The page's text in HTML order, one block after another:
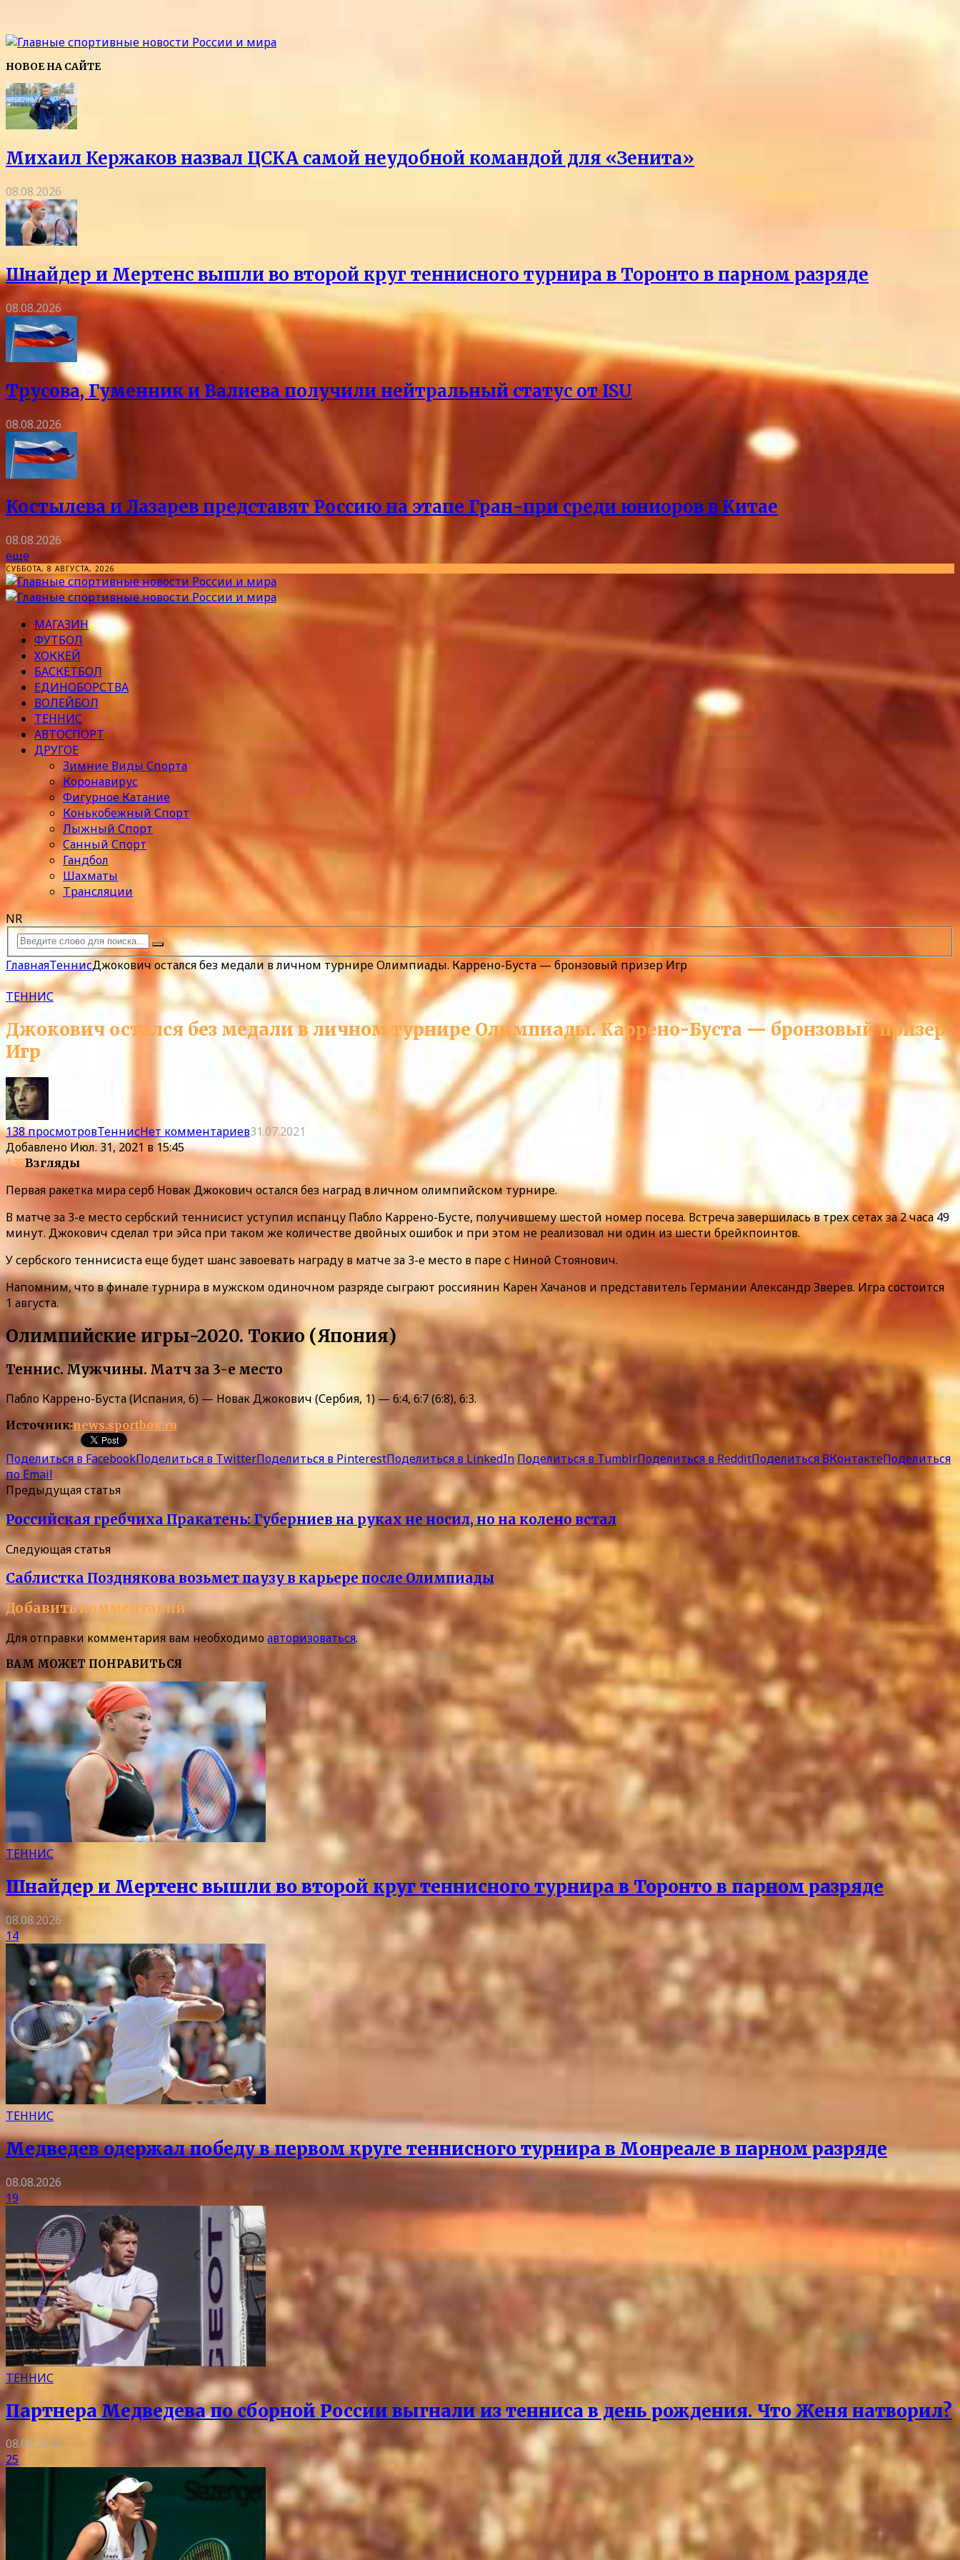
НОВОЕ НА САЙТЕ
Михаил Кержаков назвал ЦСКА самой неудобной командой для «Зенита»
08.08.2026
Шнайдер и Мертенс вышли во второй круг теннисного турнира в Торонто в парном разряде
08.08.2026
Трусова, Гуменник и Валиева получили нейтральный статус от ISU
08.08.2026
Костылева и Лазарев представят Россию на этапе Гран-при среди юниоров в Китае
08.08.2026
еще
СУББОТА, 8 АВГУСТА, 2026
МАГАЗИН
ФУТБОЛ
ХОККЕЙ
БАСКЕТБОЛ
ЕДИНОБОРСТВА
ВОЛЕЙБОЛ
ТЕННИС
АВТОСПОРТ
ДРУГОЕ
Зимние Виды Спорта
Коронавирус
Фигурное Катание
Конькобежный Спорт
Лыжный Спорт
Санный Спорт
Гандбол
Шахматы
Трансляции
NR
ГлавнаяТеннисДжокович остался без медали в личном турнире Олимпиады. Каррено-Буста — бронзовый призер Игр
ТЕННИС
Джокович остался без медали в личном турнире Олимпиады. Каррено-Буста — бронзовый призер
Игр
138 просмотровТеннисНет комментариев31.07.2021
Добавлено Июл. 31, 2021 в 15:45
138Взгляды
Первая ракетка мира серб Новак Джокович остался без наград в личном олимпийском турнире.
В матче за 3-е место сербский теннисист уступил испанцу Пабло Каррено-Бусте, получившему шестой номер посева. Встреча завершилась в трех сетах за 2 часа 49
минут. Джокович сделал три эйса при таком же количестве двойных ошибок и при этом не реализовал ни один из шести брейкпоинтов.
У сербского теннисиста еще будет шанс завоевать награду в матче за 3-е место в паре с Ниной Стоянович.
Напомним, что в финале турнира в мужском одиночном разряде сыграют россиянин Карен Хачанов и представитель Германии Александр Зверев. Игра состоится
1 августа.
Олимпийские игры-2020. Токио (Япония)
Теннис. Мужчины. Матч за 3-е место
Пабло Каррено-Буста (Испания, 6) — Новак Джокович (Сербия, 1) — 6:4, 6:7 (6:8), 6:3.
Источник:news.sportbox.ru
Поделиться в FacebookПоделиться в TwitterПоделиться в PinterestПоделиться в LinkedIn Поделиться в TumblrПоделиться в RedditПоделиться ВКонтактеПоделиться
по Email
Предыдущая статья
Российская гребчиха Пракатень: Губерниев на руках не носил, но на колено встал
Следующая статья
Саблистка Позднякова возьмет паузу в карьере после Олимпиады
Добавить комментарий
Для отправки комментария вам необходимо авторизоваться.
ВАМ МОЖЕТ ПОНРАВИТЬСЯ
ТЕННИС
Шнайдер и Мертенс вышли во второй круг теннисного турнира в Торонто в парном разряде
08.08.2026
14
ТЕННИС
Медведев одержал победу в первом круге теннисного турнира в Монреале в парном разряде
08.08.2026
19
ТЕННИС
Партнера Медведева по сборной России выгнали из тенниса в день рождения. Что Женя натворил?
08.08.2026
25